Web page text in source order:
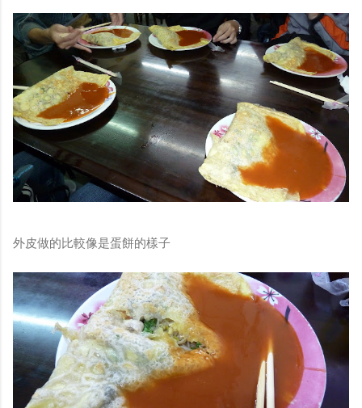
外皮做的比較像是蛋餅的樣子